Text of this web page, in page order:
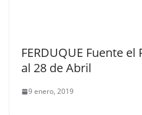
FERDUQUE Fuente
al 28 de Abril
9 enero, 2019